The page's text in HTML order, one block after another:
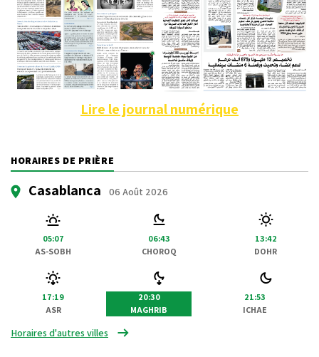
Lire le journal numérique
HORAIRES DE PRIÈRE
Casablanca 06 Août 2026
05:07
AS-SOBH
06:43
CHOROQ
13:42
DOHR
17:19
ASR
20:30
MAGHRIB
21:53
ICHAE
Horaires d'autres villes